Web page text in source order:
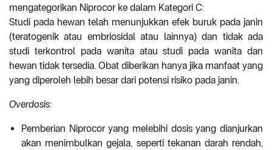
mengategorikan Niprocor ke dalam Kategori C:
Studi pada hewan telah menunjukkan efek buruk pada janin
(teratogenik atau embriosidal atau lainnya) dan tidak ada
studi terkontrol pada wanita atau studi pada wanita dan
hewan tidak tersedia. Obat diberikan hanya jika manfaat yang
yang diperoleh lebih besar dari potensi risiko pada janin.
Overdosis:
Pemberian Niprocor yang melebihi dosis yang dianjurkan
akan menimbulkan gejala, seperti tekanan darah rendah,